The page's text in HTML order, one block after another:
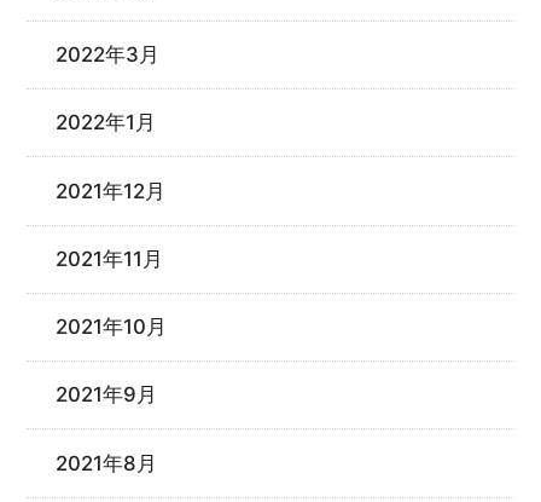
2022年3月
2022年1月
2021年12月
2021年11月
2021年10月
2021年9月
2021年8月